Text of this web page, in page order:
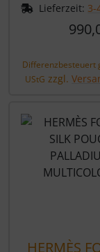
Lieferzeit: 3-
Differenzbesteuert
UStG zzgl.
HERMÈS